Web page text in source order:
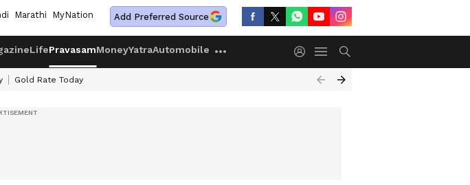
Marathi MyNation Add Preferred Source
LifePravasamMoneyYatraAutomobile
Gold Rate Today